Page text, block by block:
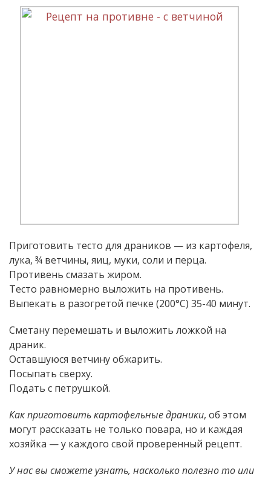
Приготовить тесто для драников — из картофеля,
лука, ¾ ветчины, яиц, муки, соли и перца.
Противень смазать жиром.
Тесто равномерно выложить на противень.
Выпекать в разогретой печке (200°С) 35-40 минут.
Сметану перемешать и выложить ложкой на
драник.
Оставшуюся ветчину обжарить.
Посыпать сверху.
Подать с петрушкой.
Как приготовить картофельные драники, об этом
могут рассказать не только повара, но и каждая
хозяйка — у каждого свой проверенный рецепт.
У нас вы сможете узнать, насколько полезно то или